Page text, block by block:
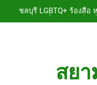
ชลบุรี LGBTQ+ ร้องสื่อ
ก่อนพบเป็นศพเปลือยยัด
คาสนาม
ล้าน ป
ชลบุรี นทท.ฟินแลนด์ขี่
สย